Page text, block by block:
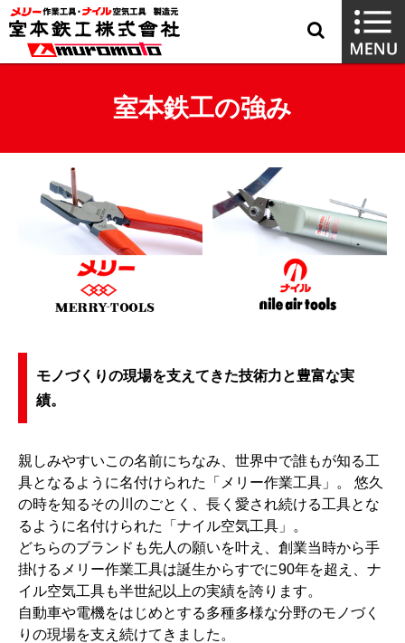
室本鉄工の強み
モノづくりの現場を支えてきた技術力と豊富な実
績。
親しみやすいこの名前にちなみ、世界中で誰もが知る工
具となるように名付けられた「メリー作業工具」。 悠久
の時を知るその川のごとく、長く愛され続ける工具とな
るように名付けられた「ナイル空気工具」。
どちらのブランドも先人の願いを叶え、創業当時から手
掛けるメリー作業工具は誕生からすでに90年を超え、ナ
イル空気工具も半世紀以上の実績を誇ります。
自動車や電機をはじめとする多種多様な分野のモノづく
りの現場を支え続けてきました。